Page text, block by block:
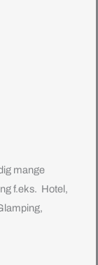
mange
f.eks. Hotel,